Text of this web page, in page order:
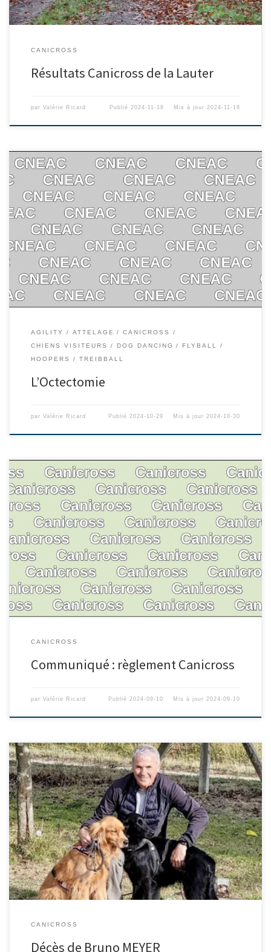
CANICROSS
Résultats Canicross de la Lauter
par Valérie Ricard Publié 2024-11-18 Mis à jour 2024-11-18
AGILITY ATTELAGE
CANICROSS
CHIENS VISITEURS
DOG DANCING
FLYBALL
HOOPERS
TREIBBALL
L’Octectomie
par Valérie Ricard Publié2024-10-29 Mis à jour2024-10-30
CANICROSS
Communiqué : règlement Canicross
par Valérie Ricard Publié 2024-09-10 Mis à jour 2024-09-10
CANICROSS
Décès de Bruno MEYER